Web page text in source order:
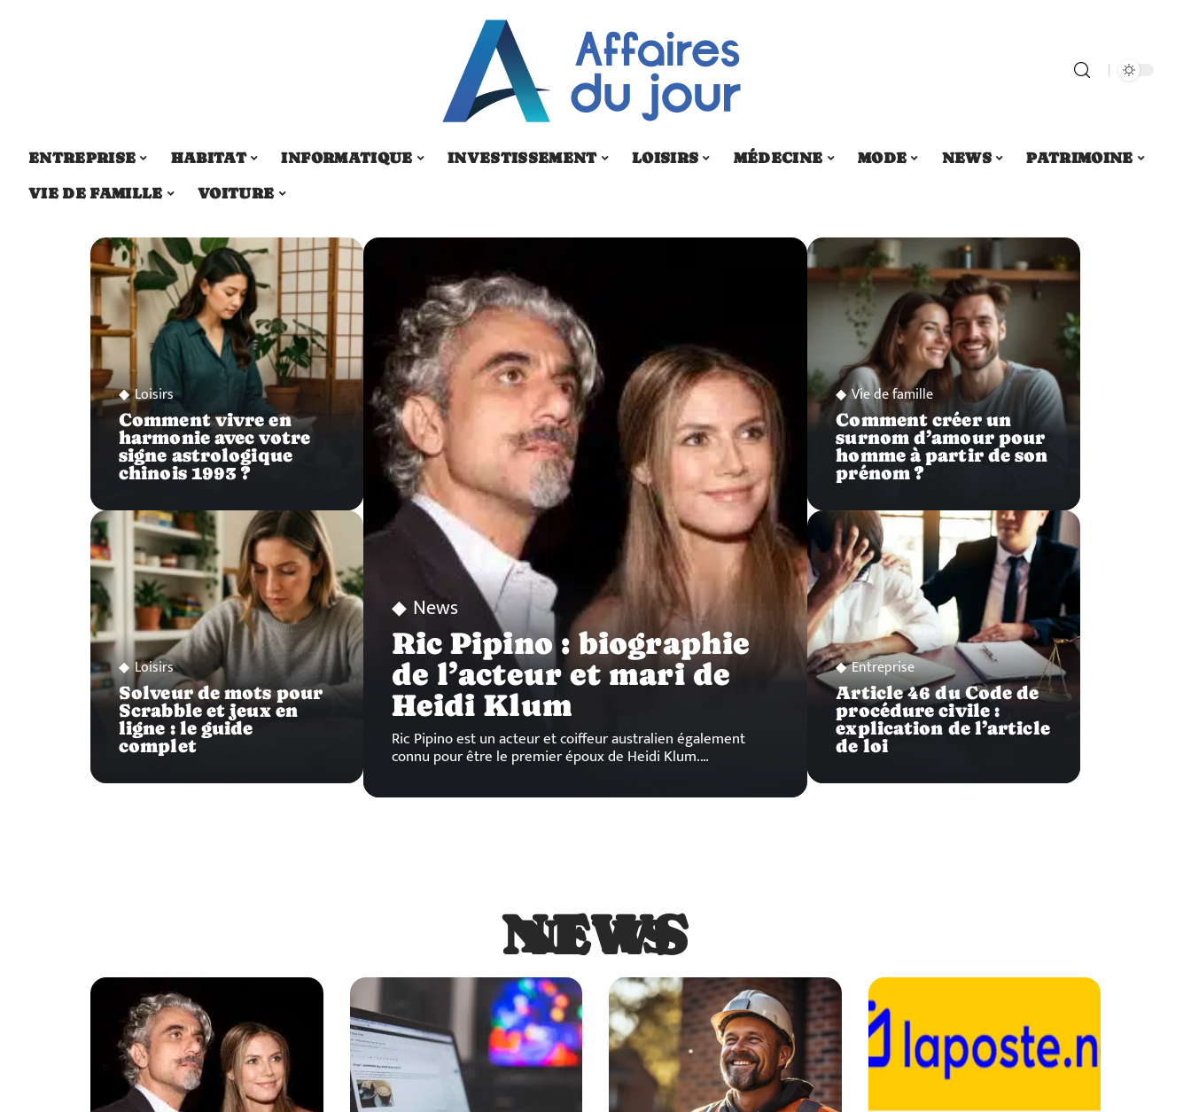
ENTREPRISE HABITAT INFORMATIQUE INVESTISSEMENT LOISIRS MÉDECINE MODE NEWS
PATRIMOINE
VIE DE FAMILLE
VOITURE
Loisirs
Comment vivre en
harmonie avec votre
signe astrologique
chinois 1993 ?
Loisirs
Solveur de mots pour
Scrabble et jeux en
ligne : le guide
complet
News
Ric Pipino : biographie
de l’acteur et mari de
Heidi Klum
Ric Pipino est un acteur et coiffeur australien également
connu pour être le premier époux de Heidi Klum.…
Vie de famille
Comment créer un
surnom d’amour pour
homme à partir de son
prénom ?
Entreprise
Article 46 du Code de
procédure civile :
explication de l’article
de loi
NEWS
NEWS